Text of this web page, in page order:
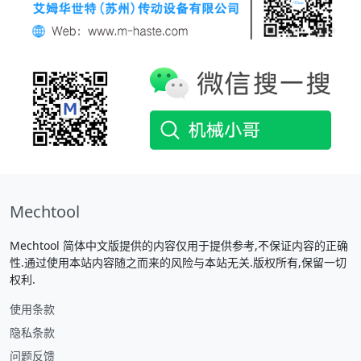
Mechtool
Mechtool 简体中文版提供的内容仅用于提供参考,不保证内容的正确
性.通过使用本站内容随之而来的风险与本站无关.版权所有,保留一切
权利.
使用条款
隐私条款
问题反馈